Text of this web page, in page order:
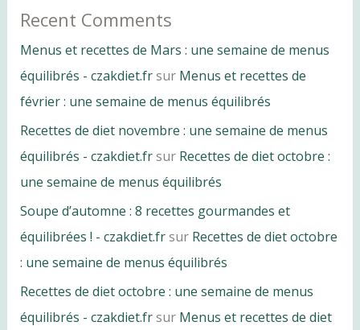
Recent Comments
Menus et recettes de Mars : une semaine de menus
équilibrés - czakdiet.frsur Menus et recettes de
février : une semaine de menus équilibrés
Recettes de diet novembre : une semaine de menus
équilibrés - czakdiet.frsur Recettes de diet octobre :
une semaine de menus équilibrés
Soupe d’automne : 8 recettes gourmandes et
équilibrées ! - czakdiet.frsur Recettes de diet octobre
: une semaine de menus équilibrés
Recettes de diet octobre : une semaine de menus
équilibrés - czakdiet.frsur Menus et recettes de diet